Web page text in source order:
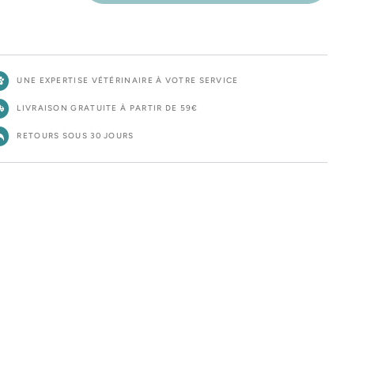
Lessive
Odor
Eliminator
Lessive
Odor
UNE EXPERTISE VÉTÉRINAIRE À VOTRE SERVICE
LIVRAISON GRATUITE À PARTIR DE 59€
RETOURS SOUS 30 JOURS